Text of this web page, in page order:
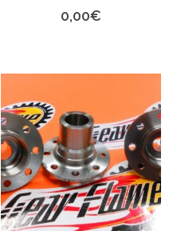
0,00€